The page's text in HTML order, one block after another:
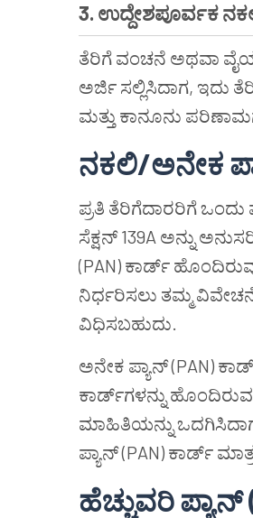
3. ಉದ್ದೇಶಪೂರ್ವಕ
ತೆರಿಗೆ ವಂಚನೆ ಅಥವಾ
ಅರ್ಜಿ ಸಲ್ಲಿಸಿದಾಗ, ಇದು
ಮತ್ತು ಕಾನೂನು
ನಕಲಿ/ಅನೇಕ
ಪ್ರತಿ ತೆರಿಗೆದಾರರಿಗೆ
ಸೆಕ್ಷನ್ 139A ಅನ್ನು
(PAN) ಕಾರ್ಡ್
ನಿರ್ಧರಿಸಲು ತಮ್ಮ
ವಿಧಿಸಬಹುದು.
ಅನೇಕ ಪ್ಯಾನ್ (PAN)
ಕಾರ್ಡ್‌ಗಳನ್ನು ಹೊಂದಿರುವ
ಮಾಹಿತಿಯನ್ನು
ಪ್ಯಾನ್ (PAN) ಕಾರ್ಡ್
ಹೆಚ್ಚುವರಿ ಪ್ಯಾನ್